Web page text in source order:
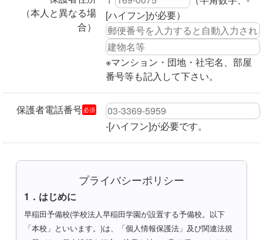
（本人と異なる場
合）
[ハイフン]が必要）
※マンション・団地・社宅名、部屋
番号等も記入して下さい。
保護者電話番号必須
-[ハイフン]が必要です。
プライバシーポリシー
1．はじめに
早稲田予備校(学校法人早稲田学園が設置する予備校。以下
「本校」といいます。)は、「個人情報保護法」及び関連法規